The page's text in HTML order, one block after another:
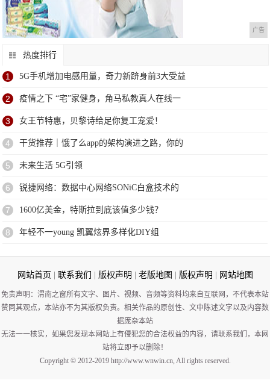
广告
热度排行
1 5G手机增加电感用量，奇力新跻身前3大受益
2 疫情之下 “宅”家健身，角马私教真人在线一
3 女王节特惠，贝黎诗给足你复工宠爱！
4 干货推荐｜饿了么app的架构演进之路，你的
5 未来生活 5G引领
6 锐捷网络：数据中心网络SONiC白盒技术的
7 1600亿美金，特斯拉到底该值多少钱？
8 年轻不一young 凯翼炫界多样化DIY组
网站首页 联系我们 版权声明 老版地图 版权声明 网站地图
免责声明：渭南之窗所有文字、图片、视频、音频等资料均来自互联网，不代表本站
赞同其观点，本站亦不为其版权负责。相关作品的原创性、文中陈述文字以及内容数
据庞杂本站
无法一一核实，如果您发现本网站上有侵犯您的合法权益的内容，请联系我们，本网
站将立即予以删除！
Copyright © 2012-2019 http://www.wnwin.cn, All rights reserved.